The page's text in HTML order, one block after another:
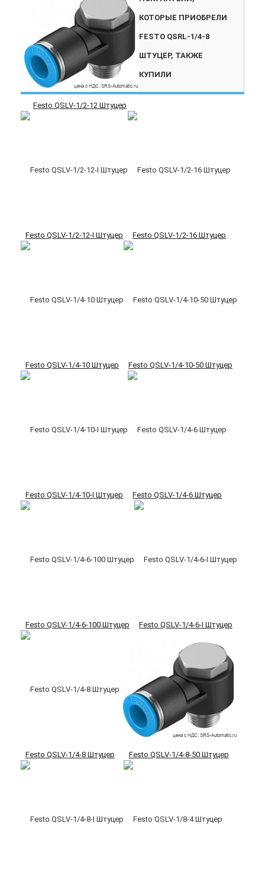
Festo QSLV-1/2-12 Штуцер
Festo QSLV-1/2-12-I Штуцер Festo QSLV-1/2-16 Штуцер
Festo QSLV-1/4-10 Штуцер Festo QSLV-1/4-10-50 Штуцер
Festo QSLV-1/4-10-I Штуцер Festo QSLV-1/4-6 Штуцер
Festo QSLV-1/4-6-100 Штуцер Festo QSLV-1/4-6-I Штуцер
Festo QSLV-1/4-8 Штуцер Festo QSLV-1/4-8-50 Штуцер
КОТОРЫЕ ПРИОБРЕЛИ
FESTO QSRL-1/4-8
ШТУЦЕР, ТАКЖЕ
КУПИЛИ